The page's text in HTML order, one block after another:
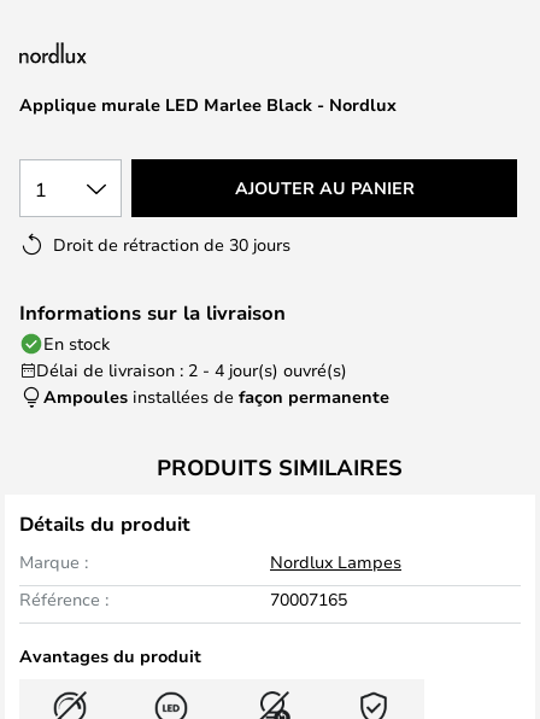
images
Applique murale LED Marlee Black - Nordlux
1 AJOUTER AU PANIER
Droit de rétraction de 30 jours
Informations sur la livraison
En stock
Délai de livraison : 2 - 4 jour(s) ouvré(s)
Ampoules installées de façon permanente
PRODUITS SIMILAIRES
Détails du produit
Marque :
Nordlux Lampes
Référence :
70007165
Avantages du produit